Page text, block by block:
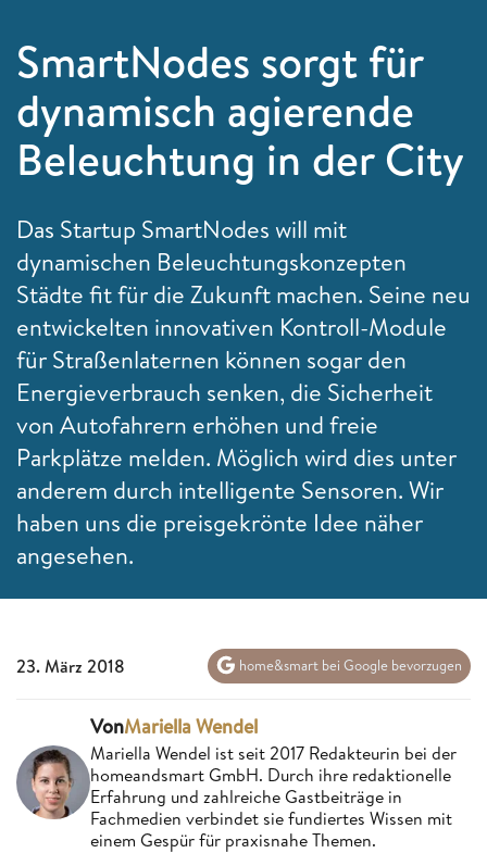
SmartNodes sorgt für
dynamisch agierende
Beleuchtung in der City
Das Startup SmartNodes will mit
dynamischen Beleuchtungskonzepten
Städte fit für die Zukunft machen. Seine neu
entwickelten innovativen Kontroll-Module
für Straßenlaternen können sogar den
Energieverbrauch senken, die Sicherheit
von Autofahrern erhöhen und freie
Parkplätze melden. Möglich wird dies unter
anderem durch intelligente Sensoren. Wir
haben uns die preisgekrönte Idee näher
angesehen.
23. März 2018 home&smart bei Google bevorzugen
VonMariella Wendel
Mariella Wendel ist seit 2017 Redakteurin bei der
homeandsmart GmbH. Durch ihre redaktionelle
Erfahrung und zahlreiche Gastbeiträge in
Fachmedien verbindet sie fundiertes Wissen mit
einem Gespür für praxisnahe Themen.